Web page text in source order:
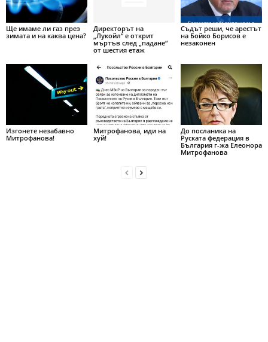
Ще имаме ли газ през
зимата и на каква цена?
Директорът на
„Лукойл“ е открит
мъртъв след „падане“
от шестия етаж
Съдът реши, че арестът
на Бойко Борисов е
незаконен
Изгонете незабавно
Митрофанова!
Митрофанова, иди на
хуй!
До посланика на
Руската федерация в
България г-жа Елеонора
Митрофанова